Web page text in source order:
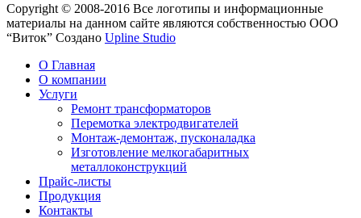
Copyright © 2008-2016 Все логотипы и информационные
материалы на данном сайте являются собственностью ООО
“Виток” Создано Upline Studio
О Главная
О компании
Услуги
Ремонт трансформаторов
Перемотка электродвигателей
Монтаж-демонтаж, пусконаладка
Изготовление мелкогабаритных
металлоконструкций
Прайс-листы
Продукция
Контакты